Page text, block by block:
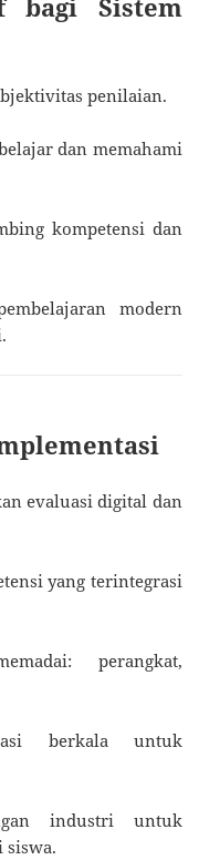
bagi Sistem
penilaian.
dan memahami
kompetensi dan
modern
evaluasi digital dan
yang terintegrasi
perangkat,
berkala untuk
industri untuk
siswa.